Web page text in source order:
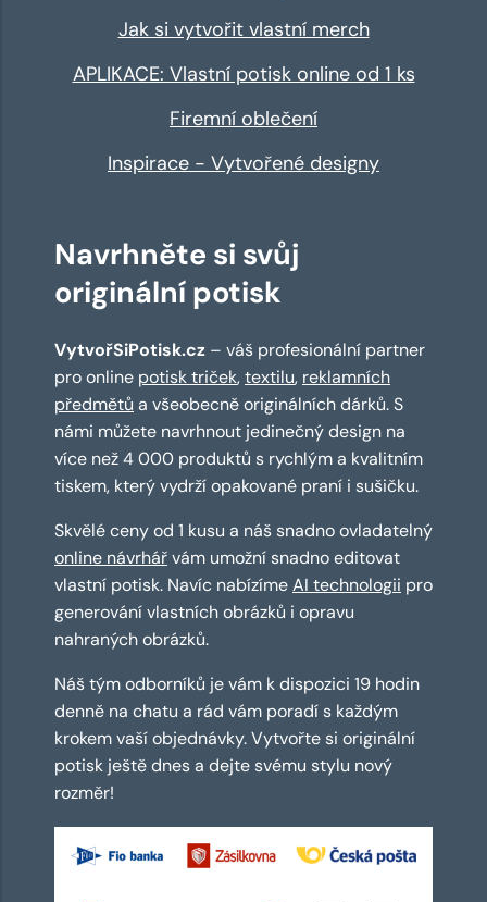
Jak si vytvořit vlastní merch
APLIKACE: Vlastní potisk online od 1 ks
Firemní oblečení
Inspirace - Vytvořené designy
Navrhněte si svůj
originální potisk
VytvořSiPotisk.cz – váš profesionální partner
pro online potisk triček,textilu, reklamních
předmětů a všeobecně originálních dárků. S
námi můžete navrhnout jedinečný design na
více než 4 000 produktů s rychlým a kvalitním
tiskem, který vydrží opakované praní i sušičku.
Skvělé ceny od 1 kusu a náš snadno ovladatelný
online návrhářvám umožní snadno editovat
vlastní potisk. Navíc nabízímeAI technologii pro
generování vlastních obrázků i opravu
nahraných obrázků.
Náš tým odborníků je vám k dispozici 19 hodin
denně na chatu a rád vám poradí s každým
krokem vaší objednávky. Vytvořte si originální
potisk ještě dnes a dejte svému stylu nový
rozměr!